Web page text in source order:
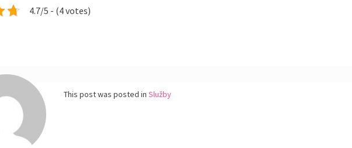
4.7/5 - (4 votes)
This post was posted inSlužby